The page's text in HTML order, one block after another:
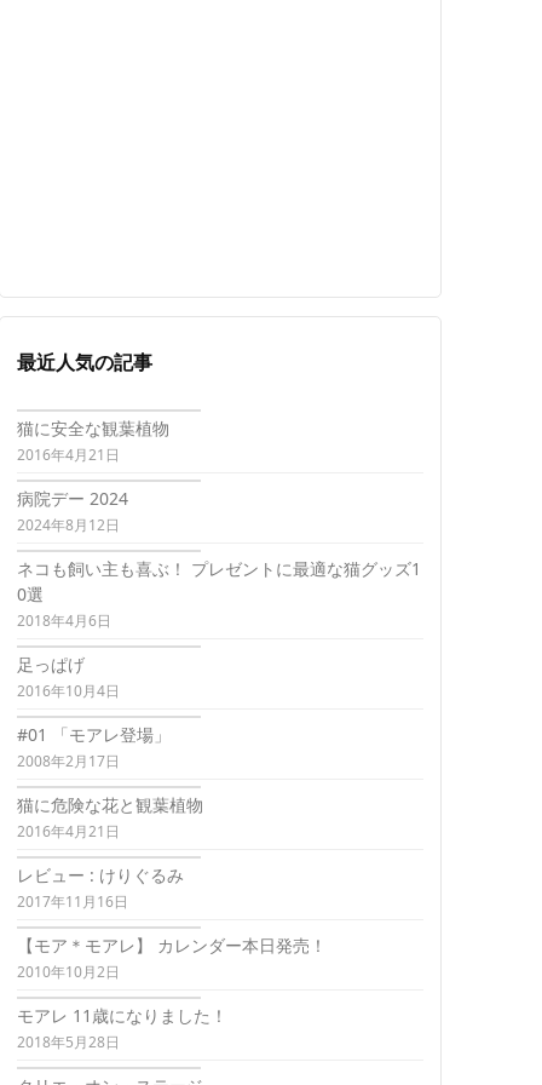
最近人気の記事
猫に安全な観葉植物
2016年4月21日
病院デー 2024
2024年8月12日
ネコも飼い主も喜ぶ！ プレゼントに最適な猫グッズ1
0選
2018年4月6日
足っぱげ
2016年10月4日
#01 「モアレ登場」
2008年2月17日
猫に危険な花と観葉植物
2016年4月21日
レビュー : けりぐるみ
2017年11月16日
【モア＊モアレ】 カレンダー本日発売！
2010年10月2日
モアレ 11歳になりました！
2018年5月28日